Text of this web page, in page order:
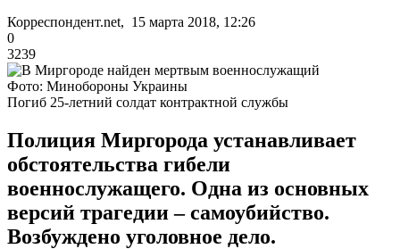
Корреспондент.net, 15 марта 2018, 12:26
0
3239
Фото: Минобороны Украины
Погиб 25-летний солдат контрактной службы
Полиция Миргорода устанавливает
обстоятельства гибели
военнослужащего. Одна из основных
версий трагедии – самоубийство.
Возбуждено уголовное дело.